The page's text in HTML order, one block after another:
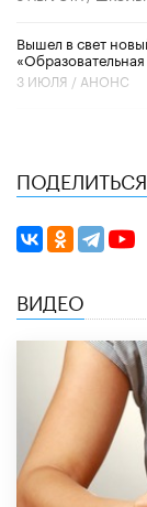
Вышел в свет
3 ИЮЛЯ / АНОНС
ПОДЕЛИТЬСЯ
ВИДЕО